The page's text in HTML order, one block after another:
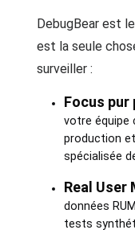
DebugBear est
est la seule
surveiller :
Focus pur
votre équipe
production
spécialisée
Real User
données
tests